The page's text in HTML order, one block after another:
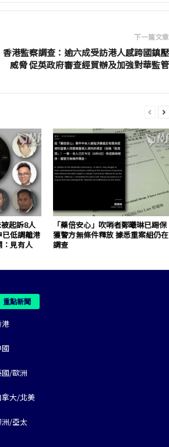
下一篇文章
香港監察調查：逾六成受訪港人感跨國鎮壓
威脅 促英政府審查經貿辦及加強對華監管
起訴8人
低調離港
見有人
「藥倍安心」吹哨者鄭曦琳已踢保
獲警方無條件釋放 據悉重案組仍在
調查
重點新聞
/歐洲
拿大/北美
洲/亞太